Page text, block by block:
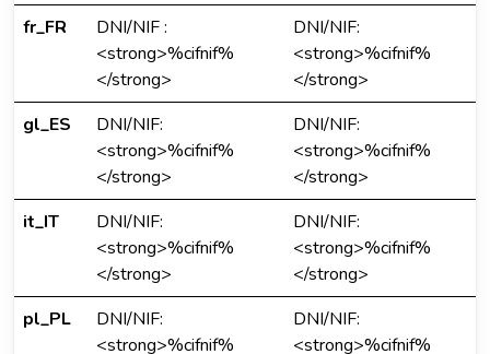
fr_FR
DNI/NIF :
<strong>%cifnif%
</strong>
DNI/NIF:
<strong>%cifnif%
</strong>
gl_ES
DNI/NIF:
<strong>%cifnif%
</strong>
DNI/NIF:
<strong>%cifnif%
</strong>
it_IT
DNI/NIF:
<strong>%cifnif%
</strong>
DNI/NIF:
<strong>%cifnif%
</strong>
pl_PL
DNI/NIF:
<strong>%cifnif%
DNI/NIF:
<strong>%cifnif%